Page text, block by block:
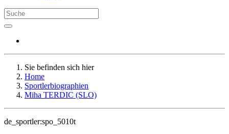
Sie befinden sich hier
Home
Sportlerbiographien
Miha TERDIC (SLO)
de_sportler:spo_5010t